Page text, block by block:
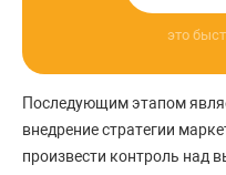
это
Последующим этапом
внедрение стратегии
произвести контроль над